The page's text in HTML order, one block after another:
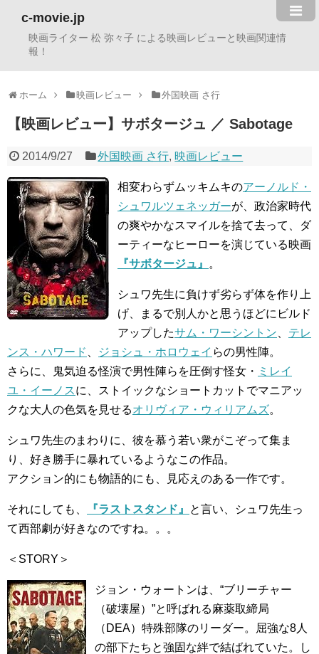
c-movie.jp
映画ライター 松 弥々子 による映画レビューと映画関連情
報！
ホーム 映画レビュー 外国映画 さ行
【映画レビュー】サボタージュ ／ Sabotage
2014/9/27 外国映画 さ行, 映画レビュー
相変わらずムッキムキのアーノルド・
シュワルツェネッガーが、政治家時代
の爽やかなスマイルを捨て去って、ダ
ーティーなヒーローを演じている映画
『サボタージュ』
。
シュワ先生に負けず劣らず体を作り上
げ、まるで別人かと思うほどにビルド
アップしたサム・ワーシントン
テレ
ンス・ハワード
ジョシュ・ホロウェイ らの男性陣。
さらに、鬼気迫る怪演で男性陣らを圧倒す怪女・ ミレイ
ユ・イーノスに、ストイックなショートカットでマニアッ
クな大人の色気を見せるオリヴィア・ウィリアムズ。
シュワ先生のまわりに、彼を慕う若い衆がこぞって集ま
り、好き勝手に暴れているようなこの作品。
アクション的にも物語的にも、見応えのある一作です。
それにしても、 『ラストスタンド』
と言い、シュワ先生っ
て西部劇が好きなのですね。。。
＜STORY＞
ジョン・ウォートンは、“ブリーチャー
（破壊屋）”と呼ばれる麻薬取締局
（DEA）特殊部隊のリーダー。屈強な8人
の部下たちと強固な絆で結ばれていた。し